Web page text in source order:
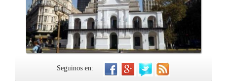
Seguinos en: